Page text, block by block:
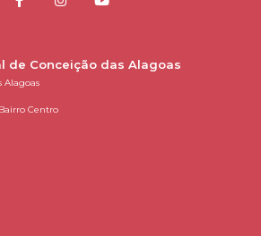
de Conceição das Alagoas
Alagoas
Centro